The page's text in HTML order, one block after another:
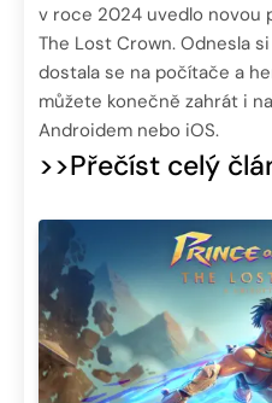
v roce 2024 uvedlo novou
The Lost Crown. Odnesla
dostala se na počítače a
můžete konečně zahrát i
Androidem nebo iOS.
>>Přečíst celý